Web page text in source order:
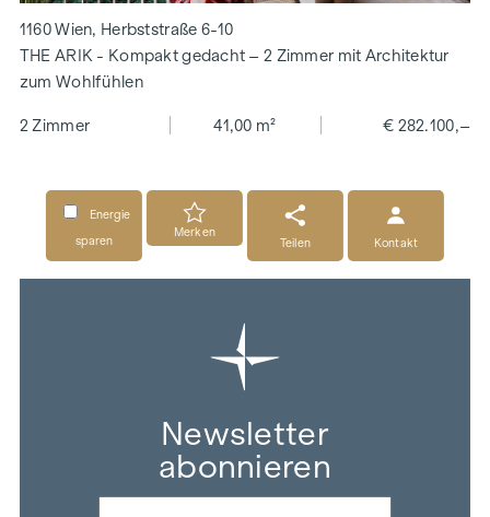
1160 Wien, Herbststraße 6-10
THE ARIK - Kompakt gedacht – 2 Zimmer mit Architektur
zum Wohlfühlen
2 Zimmer 41,00 m² € 282.100,–
Energie
sparen
Merken
Teilen
Kontakt
Newsletter
abonnieren